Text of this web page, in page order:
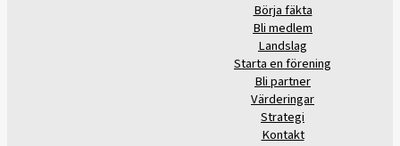
Börja fäkta
Bli medlem
Landslag
Starta en förening
Bli partner
Värderingar
Strategi
Kontakt